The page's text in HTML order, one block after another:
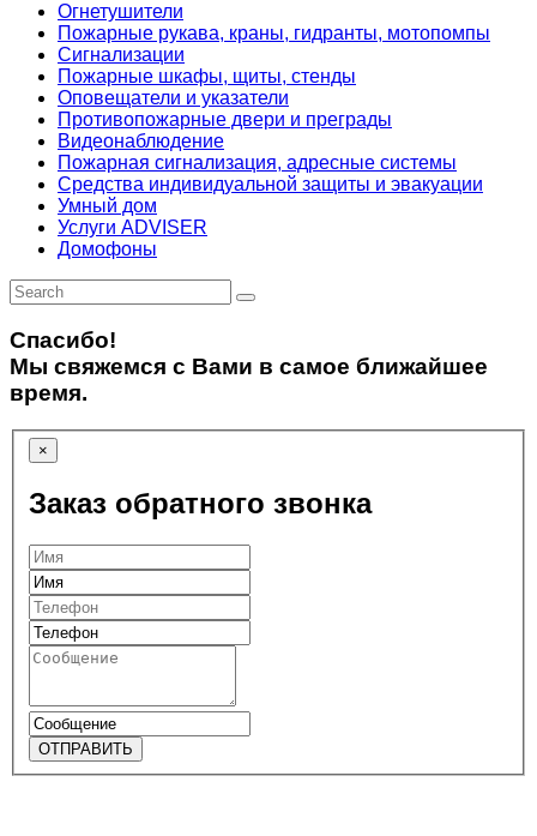
Огнетушители
Пожарные рукава, краны, гидранты, мотопомпы
Сигнализации
Пожарные шкафы, щиты, стенды
Оповещатели и указатели
Противопожарные двери и преграды
Видеонаблюдение
Пожарная сигнализация, адресные системы
Средства индивидуальной защиты и эвакуации
Умный дом
Услуги ADVISER
Домофоны
Спасибо!
Мы свяжемся с Вами в самое ближайшее
время.
×
Заказ обратного звонка
ОТПРАВИТЬ